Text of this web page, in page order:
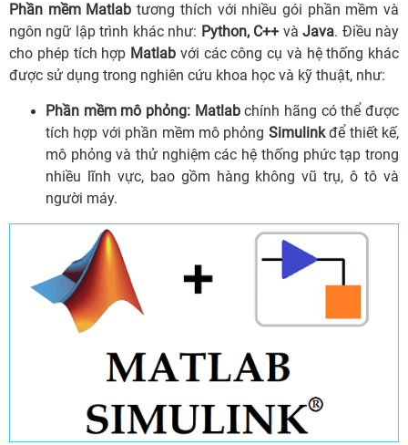
Phần mềm Matlab tương thích với nhiều gói phần mềm và
ngôn ngữ lập trình khác như: Python, C++ và Java. Điều này
cho phép tích hợp Matlab với các công cụ và hệ thống khác
được sử dụng trong nghiên cứu khoa học và kỹ thuật, như:
Phần mềm mô phỏng: Matlabchính hãng có thể được
tích hợp với phần mềm mô phỏng Simulinkđể thiết kế,
mô phỏng và thử nghiệm các hệ thống phức tạp trong
nhiều lĩnh vực, bao gồm hàng không vũ trụ, ô tô và
người máy.